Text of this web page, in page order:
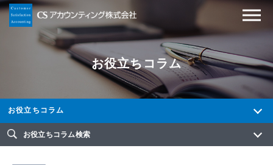
お役立ちコラム
お役立ちコラム
お役立ちコラム検索